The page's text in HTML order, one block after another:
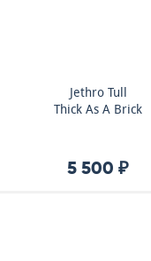
Jethro Tull
Thick As A Brick
5 500 ₽